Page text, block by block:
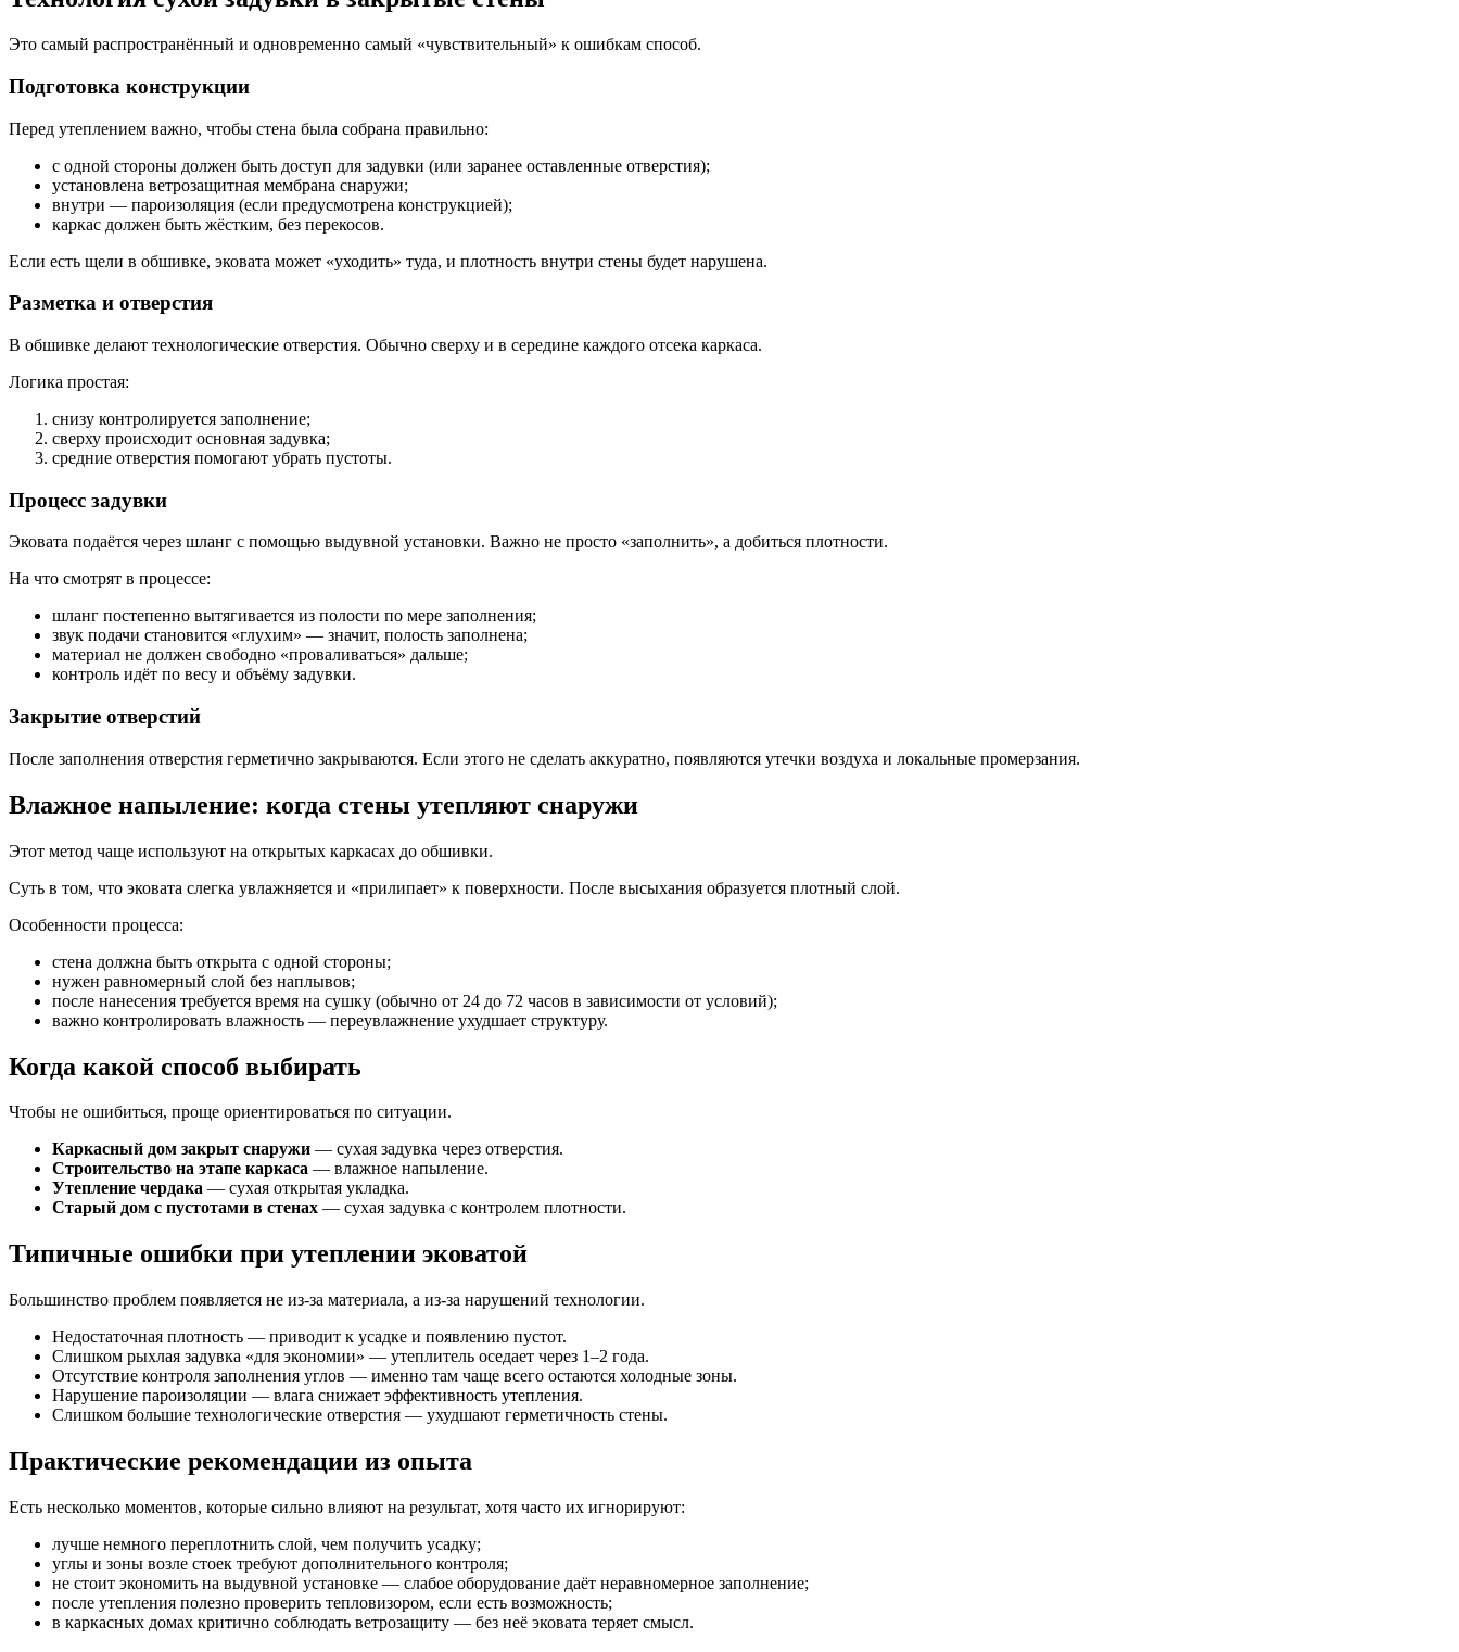
Это самый распространённый и одновременно самый «чувствительный» к ошибкам способ.
Подготовка конструкции
Перед утеплением важно, чтобы стена была собрана правильно:
с одной стороны должен быть доступ для задувки (или заранее оставленные отверстия);
установлена ветрозащитная мембрана снаружи;
внутри — пароизоляция (если предусмотрена конструкцией);
каркас должен быть жёстким, без перекосов.
Если есть щели в обшивке, эковата может «уходить» туда, и плотность внутри стены будет нарушена.
Разметка и отверстия
В обшивке делают технологические отверстия. Обычно сверху и в середине каждого отсека каркаса.
Логика простая:
снизу контролируется заполнение;
сверху происходит основная задувка;
средние отверстия помогают убрать пустоты.
Процесс задувки
Эковата подаётся через шланг с помощью выдувной установки. Важно не просто «заполнить», а добиться плотности.
На что смотрят в процессе:
шланг постепенно вытягивается из полости по мере заполнения;
звук подачи становится «глухим» — значит, полость заполнена;
материал не должен свободно «проваливаться» дальше;
контроль идёт по весу и объёму задувки.
Закрытие отверстий
После заполнения отверстия герметично закрываются. Если этого не сделать аккуратно, появляются утечки воздуха и локальные промерзания.
Влажное напыление: когда стены утепляют снаружи
Этот метод чаще используют на открытых каркасах до обшивки.
Суть в том, что эковата слегка увлажняется и «прилипает» к поверхности. После высыхания образуется плотный слой.
Особенности процесса:
стена должна быть открыта с одной стороны;
нужен равномерный слой без наплывов;
после нанесения требуется время на сушку (обычно от 24 до 72 часов в зависимости от условий);
важно контролировать влажность — переувлажнение ухудшает структуру.
Когда какой способ выбирать
Чтобы не ошибиться, проще ориентироваться по ситуации.
Каркасный дом закрыт снаружи — сухая задувка через отверстия.
Строительство на этапе каркаса — влажное напыление.
Утепление чердака — сухая открытая укладка.
Старый дом с пустотами в стенах — сухая задувка с контролем плотности.
Типичные ошибки при утеплении эковатой
Большинство проблем появляется не из-за материала, а из-за нарушений технологии.
Недостаточная плотность — приводит к усадке и появлению пустот.
Слишком рыхлая задувка «для экономии» — утеплитель оседает через 1–2 года.
Отсутствие контроля заполнения углов — именно там чаще всего остаются холодные зоны.
Нарушение пароизоляции — влага снижает эффективность утепления.
Слишком большие технологические отверстия — ухудшают герметичность стены.
Практические рекомендации из опыта
Есть несколько моментов, которые сильно влияют на результат, хотя часто их игнорируют:
лучше немного переплотнить слой, чем получить усадку;
углы и зоны возле стоек требуют дополнительного контроля;
не стоит экономить на выдувной установке — слабое оборудование даёт неравномерное заполнение;
после утепления полезно проверить тепловизором, если есть возможность;
в каркасных домах критично соблюдать ветрозащиту — без неё эковата теряет смысл.